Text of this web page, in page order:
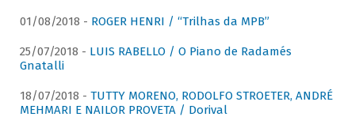
01/08/2018 - ROGER HENRI / “Trilhas da MPB”
25/07/2018 - LUIS RABELLO / O Piano de Radamés
Gnatalli
18/07/2018 - TUTTY MORENO, RODOLFO STROETER, ANDRÉ
MEHMARI E NAILOR PROVETA / Dorival